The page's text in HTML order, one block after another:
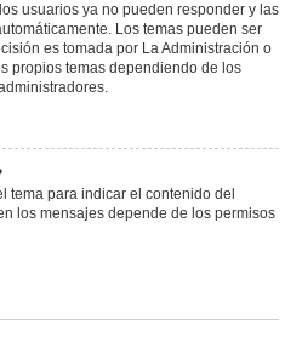
usuarios ya no pueden responder y las
Los temas pueden ser
es tomada por La Administración o
propios temas dependiendo de los
tema para indicar el contenido del
los mensajes depende de los permisos